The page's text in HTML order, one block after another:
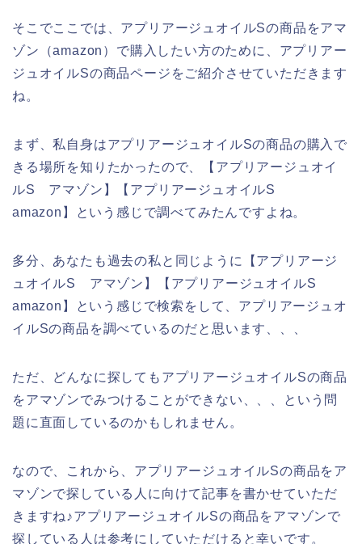
そこでここでは、アプリアージュオイルSの商品をアマ
ゾン（amazon）で購入したい方のために、アプリアー
ジュオイルSの商品ページをご紹介させていただきます
ね。
まず、私自身はアプリアージュオイルSの商品の購入で
きる場所を知りたかったので、【アプリアージュオイ
ルS アマゾン】【アプリアージュオイルS
amazon】という感じで調べてみたんですよね。
多分、あなたも過去の私と同じように【アプリアージ
ュオイルS アマゾン】【アプリアージュオイルS
amazon】という感じで検索をして、アプリアージュオ
イルSの商品を調べているのだと思います、、、
ただ、どんなに探してもアプリアージュオイルSの商品
をアマゾンでみつけることができない、、、という問
題に直面しているのかもしれません。
なので、これから、アプリアージュオイルSの商品をア
マゾンで探している人に向けて記事を書かせていただ
きますね♪アプリアージュオイルSの商品をアマゾンで
探している人は参考にしていただけると幸いです。